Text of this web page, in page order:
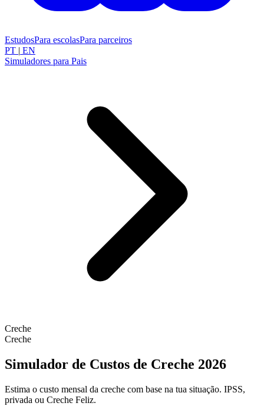
EstudosPara escolasPara parceiros
PT | EN
Simuladores para Pais
Creche
Creche
Simulador de Custos de Creche 2026
Estima o custo mensal da creche com base na tua situação. IPSS,
privada ou Creche Feliz.